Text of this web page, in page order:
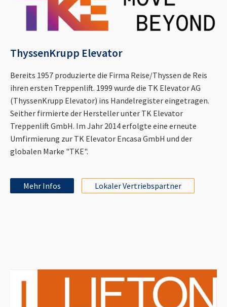
ThyssenKrupp Elevator
Bereits 1957 produzierte die Firma Reise/Thyssen de Reis
ihren ersten Treppenlift. 1999 wurde die TK Elevator AG
(ThyssenKrupp Elevator) ins Handelregister eingetragen.
Seither firmierte der Hersteller unter TK Elevator
Treppenlift GmbH. Im Jahr 2014 erfolgte eine erneute
Umfirmierung zur TK Elevator Encasa GmbH und der
globalen Marke "TKE".
Mehr Infos Lokaler Vertriebspartner